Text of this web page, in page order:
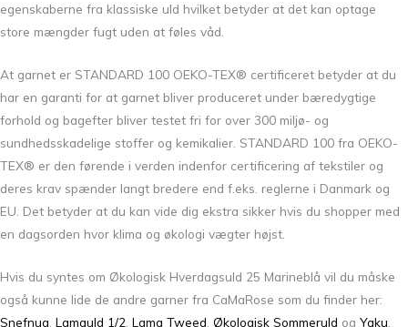
egenskaberne fra klassiske uld hvilket betyder at det kan optage
store mængder fugt uden at føles våd.
At garnet er STANDARD 100 OEKO-TEX® certificeret betyder at du
har en garanti for at garnet bliver produceret under bæredygtige
forhold og bagefter bliver testet fri for over 300 miljø- og
sundhedsskadelige stoffer og kemikalier. STANDARD 100 fra OEKO-
TEX® er den førende i verden indenfor certificering af tekstiler og
deres krav spænder langt bredere end f.eks. reglerne i Danmark og
EU. Det betyder at du kan vide dig ekstra sikker hvis du shopper med
en dagsorden hvor klima og økologi vægter højst.
Hvis du syntes om Økologisk Hverdagsuld 25 Marineblå vil du måske
også kunne lide de andre garner fra CaMaRose som du finder her:
Snefnug Lamauld 1/2 Lama Tweed Økologisk Sommeruld og Yaku